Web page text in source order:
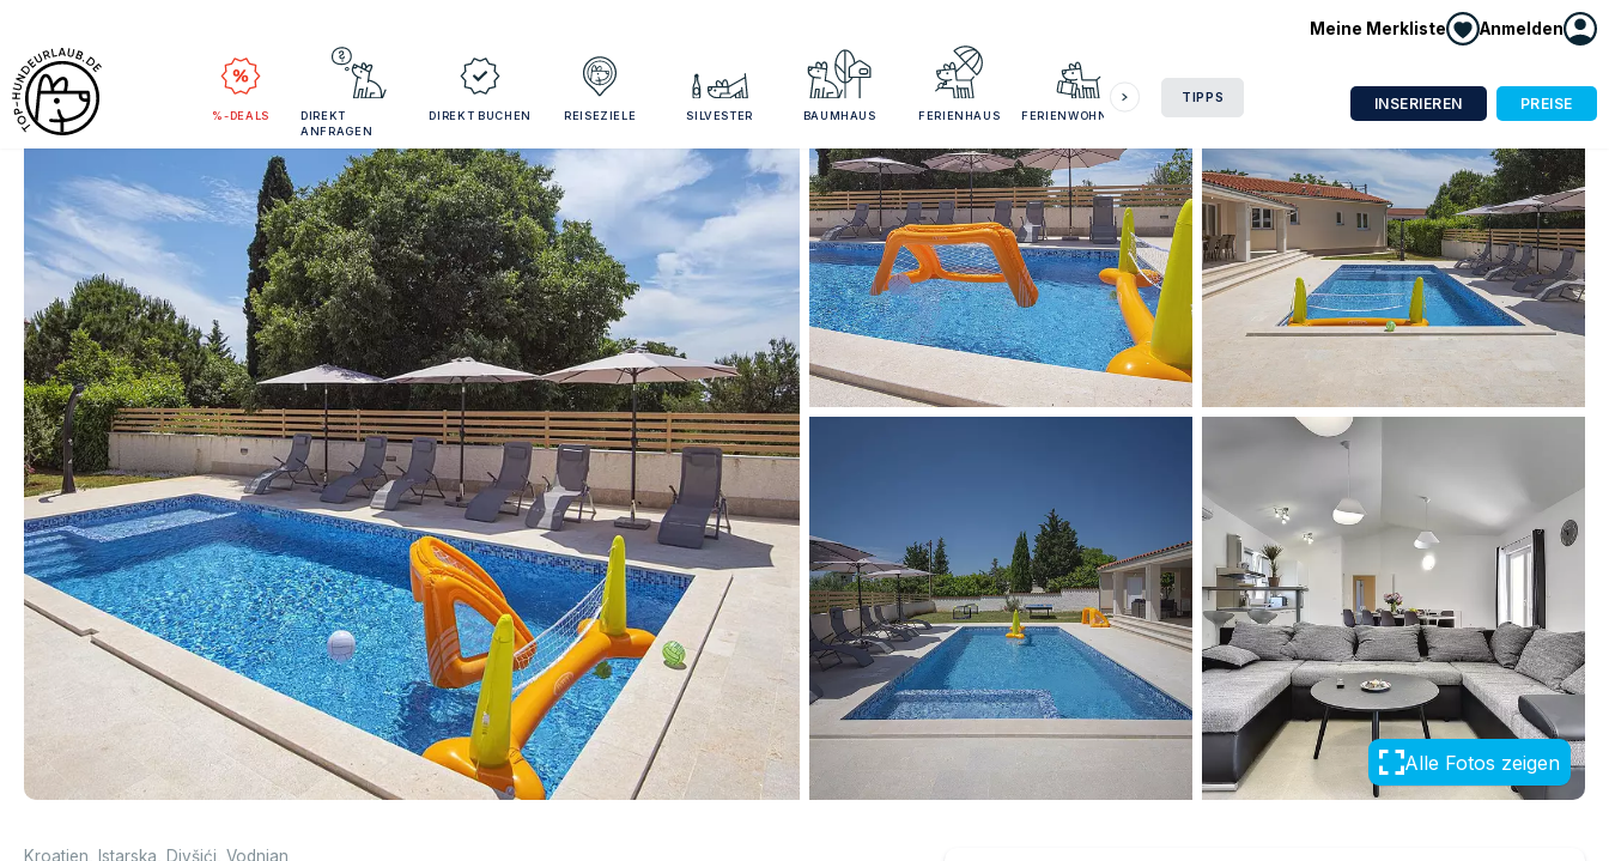
Meine Merkliste Anmelden
%-DEALS
DIREKT
ANFRAGEN
DIREKT BUCHEN REISEZIELE SILVESTER BAUMHAUS FERIENHAUS FERIENWOHNUNG
TIPPS INSERIEREN PREISE
Alle Fotos zeigen
Kroatien Istarska Divšići Vodnjan